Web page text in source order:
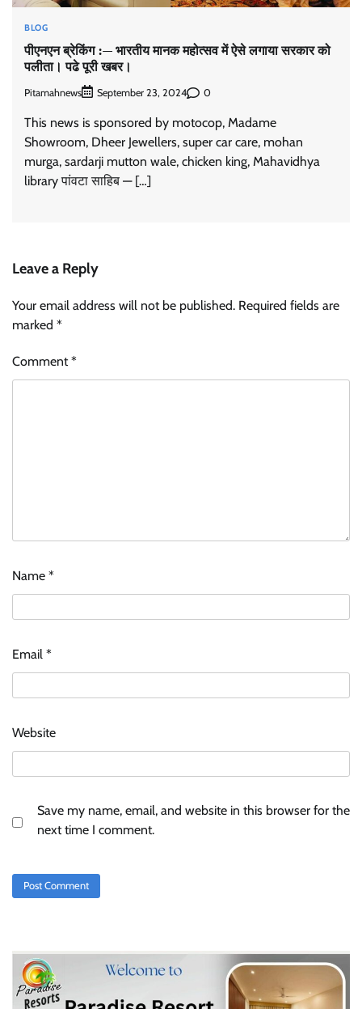
BLOG
पीएनएन ब्रेकिंग :— भारतीय मानक महोत्सव में ऐसे लगाया सरकार को
पलीता। पढे पूरी खबर।
Pitamahnews September 23, 2024 0
This news is sponsored by motocop, Madame
Showroom, Dheer Jewellers, super car care, mohan
murga, sardarji mutton wale, chicken king, Mahavidhya
library पांवटा साहिब — […]
Leave a Reply
Your email address will not be published. Required fields are
marked *
Comment*
Name *
Email *
Website
Save my name, email, and website in this browser for the
next time I comment.